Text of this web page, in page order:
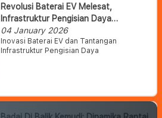
Revolusi Baterai EV Melesat,
Infrastruktur Pengisian Daya
Menghadang
04 January 2026
Inovasi Baterai EV dan Tantangan
Infrastruktur Pengisian Daya